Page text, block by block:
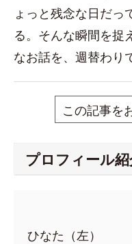
ょっと残念な日だっ
る。そんな瞬間を捉
なお話を、週替わり
この記事を
プロフィール
ひなた（左）